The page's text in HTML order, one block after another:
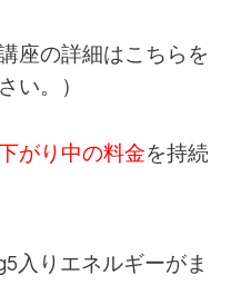
座の詳細はこちらを
い。
）
がり中の料金を持続
入り エネルギーがま